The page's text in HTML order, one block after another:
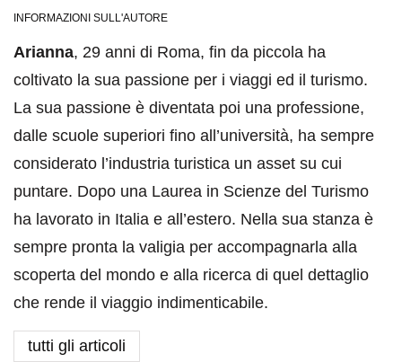
INFORMAZIONI SULL'AUTORE
Arianna, 29 anni di Roma, fin da piccola ha
coltivato la sua passione per i viaggi ed il turismo.
La sua passione è diventata poi una professione,
dalle scuole superiori fino all’università, ha sempre
considerato l’industria turistica un asset su cui
puntare. Dopo una Laurea in Scienze del Turismo
ha lavorato in Italia e all’estero. Nella sua stanza è
sempre pronta la valigia per accompagnarla alla
scoperta del mondo e alla ricerca di quel dettaglio
che rende il viaggio indimenticabile.
tutti gli articoli